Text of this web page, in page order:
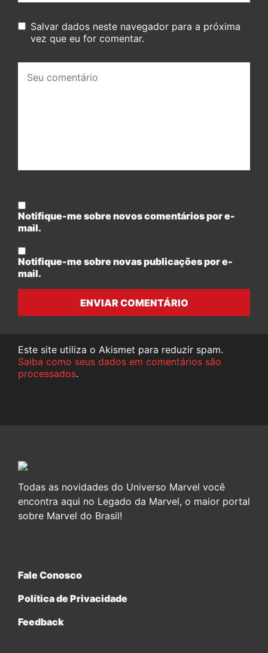
Salvar dados neste navegador para a próxima
vez que eu for comentar.
comentário:
Notifique-me sobre novos comentários por e-
mail.
Notifique-me sobre novas publicações por e-
mail.
ENVIAR COMENTÁRIO
Este site utiliza o Akismet para reduzir spam.
Saiba como seus dados em comentários são
processados.
Todas as novidades do Universo Marvel você
encontra aqui no Legado da Marvel, o maior portal
sobre Marvel do Brasil!
Fale Conosco
Política de Privacidade
Feedback